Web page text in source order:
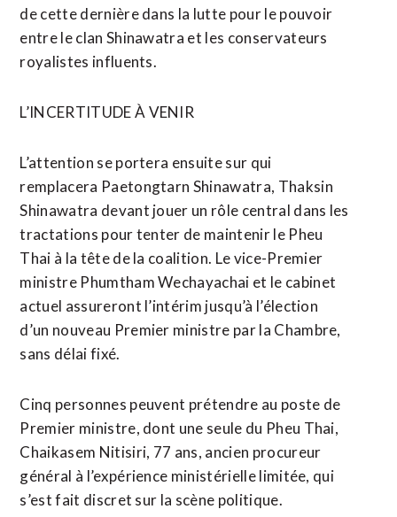
de cette dernière dans la lutte pour le pouvoir
entre le clan Shinawatra et les conservateurs
royalistes influents.
L’INCERTITUDE À VENIR
L’attention se portera ensuite sur qui
remplacera Paetongtarn Shinawatra, Thaksin
Shinawatra devant jouer un rôle central dans les
tractations pour tenter de maintenir le Pheu
Thai à la tête de la coalition. Le vice-Premier
ministre Phumtham Wechayachai et le cabinet
actuel assureront l’intérim jusqu’à l’élection
d’un nouveau Premier ministre par la Chambre,
sans délai fixé.
Cinq personnes peuvent prétendre au poste de
Premier ministre, dont une seule du Pheu Thai,
Chaikasem Nitisiri, 77 ans, ancien procureur
général à l’expérience ministérielle limitée, qui
s’est fait discret sur la scène politique.